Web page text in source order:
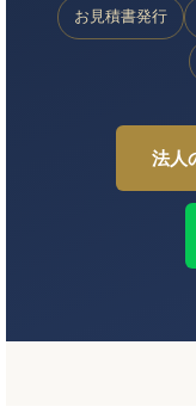
お見積書発行
法人